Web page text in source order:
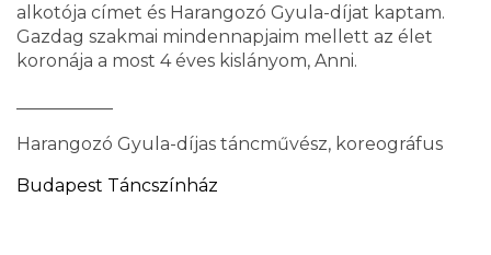
alkotója címet és Harangozó Gyula-díjat kaptam.
Gazdag szakmai mindennapjaim mellett az élet
koronája a most 4 éves kislányom, Anni.
Harangozó Gyula-díjas táncművész, koreográfus
Budapest Táncszínház